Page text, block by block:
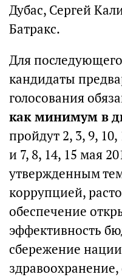
Дубас, Сергей
Батракс.
Для
кандидаты
голосования
как минимум в
пройдут 2, 3, 9, 10,
и 7, 8, 14, 15 мая
утвержденным
коррупцией,
обеспечение
эффективность
сбережение